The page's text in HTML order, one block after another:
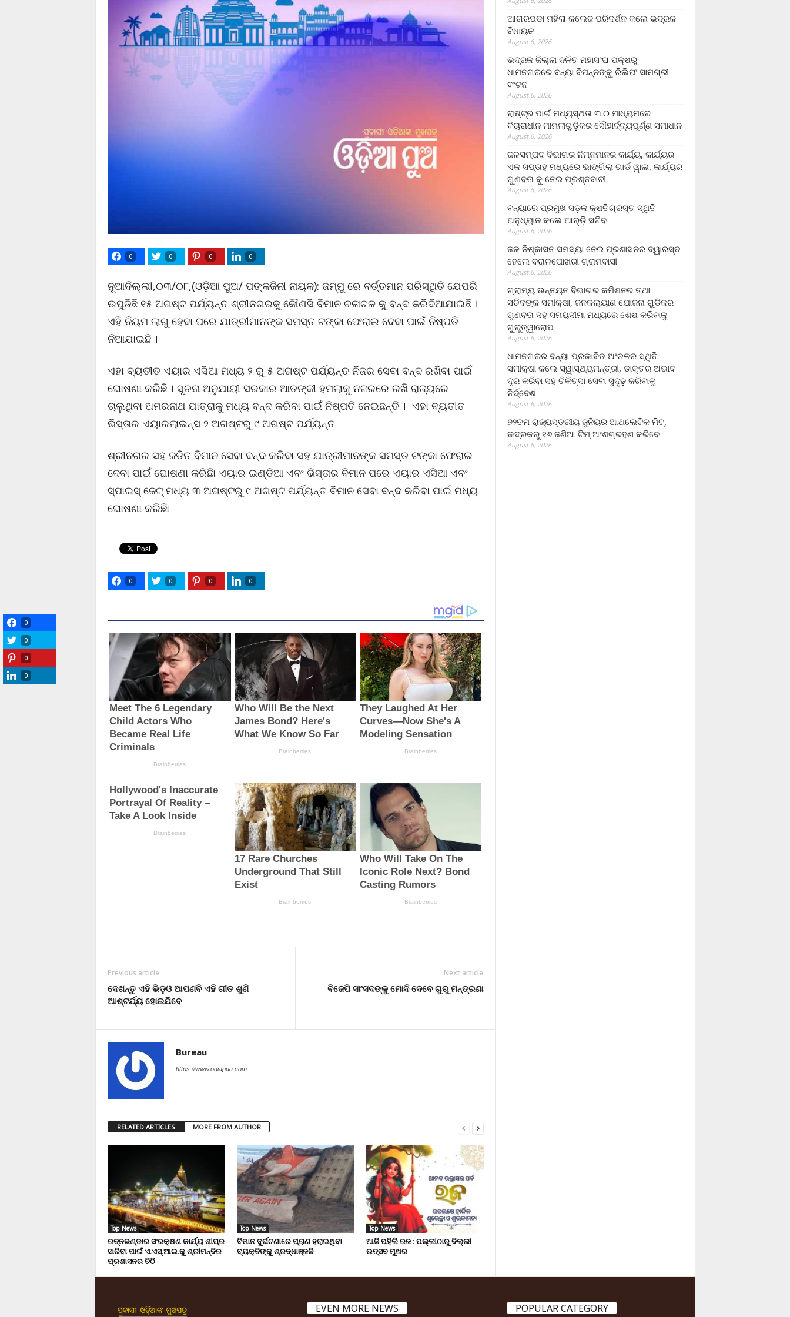
0 0 0 0
ନୂଆଦିଲ୍ଲୀ,୦୩/୦୮,(ଓଡ଼ିଆ ପୁଅ/ ପଙ୍କଜିନୀ ନାୟକ): ଜମ୍ମୁ ରେ ବର୍ତ୍ତମାନ ପରିସ୍ଥିତି ଯେପରି
ଉପୁଜିଛି ୧୫ ଅଗଷ୍ଟ ପର୍ଯ୍ୟନ୍ତ ଶ୍ରୀନଗରକୁ କୌଣସି ବିମାନ ଚଳାଚଳ କୁ ବନ୍ଦ କରିଦିଆଯାଇଛି ।
ଏହି ନିୟମ ଲାଗୁ ହେବା ପରେ ଯାତ୍ରୀମାନଙ୍କ ସମସ୍ତ ଟଙ୍କା ଫେରାଇ ଦେବା ପାଇଁ ନିଷ୍ପତି
ନିଆଯାଇଛି ।
ଏହା ବ୍ୟତୀତ ଏୟାର ଏସିଆ ମଧ୍ୟ ୨ ରୁ ୫ ଅଗଷ୍ଟ ପର୍ଯ୍ୟନ୍ତ ନିଜର ସେବା ବନ୍ଦ ରଖିବା ପାଇଁ
ଘୋଷଣା କରିଛି । ସୂଚନା ଅନୁଯାୟୀ ସରକାର ଆତଙ୍କୀ ହମଲାକୁ ନଜରରେ ରଖି ରାଜ୍ୟରେ
ଚାଲୁଥିବା ଅମରନାଥ ଯାତ୍ରାକୁ ମଧ୍ୟ ବନ୍ଦ କରିବା ପାଇଁ ନିଷ୍ପତି ନେଇଛନ୍ତି । ଏହା ବ୍ୟତୀତ
ଭିସ୍ତାର ଏୟାରଲାଇନ୍ସ ୨ ଅଗଷ୍ଟରୁ ୯ ଅଗଷ୍ଟ ପର୍ଯ୍ୟନ୍ତ
ଶ୍ରୀନଗର ସହ ଜଡିତ ବିମାନ ସେବା ବନ୍ଦ କରିବା ସହ ଯାତ୍ରୀମାନଙ୍କ ସମସ୍ତ ଟଙ୍କା ଫେରାଇ
ଦେବା ପାଇଁ ଘୋଷଣା କରିଛିା ଏୟାର ଇଣ୍ଡିଆ ଏବଂ ଭିସ୍ତାର ବିମାନ ପରେ ଏୟାର ଏସିଆ ଏବଂ
ସ୍ପାଇସ୍ ଜେଟ୍ ମଧ୍ୟ ୩ ଅଗଷ୍ଟରୁ ୯ ଅଗଷ୍ଟ ପର୍ଯ୍ୟନ୍ତ ବିମାନ ସେବା ବନ୍ଦ କରିବା ପାଇଁ ମଧ୍ୟ
ଘୋଷଣା କରିଛିା
0 0 0 0
Previous article
ଦେଖନ୍ତୁ ଏହି ଭିଡ଼ଓ ଆପଣବି ଏହି ଗୀତ ଶୁଣି
ଆଶ୍ଟର୍ଯ୍ୟ ହୋଇଯିବେ
Next article
ବିଜେପି ସାଂସଦଙ୍କୁ ମୋଦି ଦେବେ ଗୁରୁ ମନ୍ତ୍ରଣା
Bureau
https://www.odiapua.com
RELATED ARTICLES MORE FROM AUTHOR
Top News
ରତ୍ନଭଣ୍ଡାର ସଂରକ୍ଷଣ କାର୍ଯ୍ୟ ଶୀଘ୍ର
ସାରିବା ପାଇଁ ଏ.ଏସ୍.ଆଇ.କୁ ଶ୍ରୀମନ୍ଦିର
ପ୍ରଶାସନର ଚିଠି
Top News
ବିମାନ ଦୁର୍ଘଟଣାରେ ପ୍ରାଣ ହରାଇଥିବା
ବ୍ୟକ୍ତିଙ୍କୁ ଶ୍ରଦ୍ଧାଞ୍ଜଳି
Top News
ଆଜି ପହିଲି ରଜ : ପଲ୍ଲୀଠାରୁ ଦିଲ୍ଲୀ
ଉତ୍ସବ ମୁଖର
ଆଗରପଡା ମହିଳା କଲେଜ ପରିଦର୍ଶନ କଲେ ଭଦ୍ରକ
ବିଧାୟକ
August 6, 2026
ଭଦ୍ରକ ଜିଲ୍ଲା ଦଳିତ ମହାସଂଘ ପକ୍ଷରୁ
ଧାମନଗରରେ ବନ୍ୟା ବିପନ୍ନଙ୍କୁ ରିଲିଫ ସାମଗ୍ରୀ
ବଂଟନ
August 6, 2026
ରାଷ୍ଟ୍ର ପାଇଁ ମଧ୍ୟସ୍ଥତା ୩.୦ ମାଧ୍ୟମରେ
ବିଚାରାଧୀନ ମାମଲାଗୁଡ଼ିକର ସୌହାର୍ଦ୍ଦ୍ୟପୂର୍ଣ୍ଣ ସମାଧାନ
August 6, 2026
ଜଳସମ୍ପଦ ବିଭାଗର ନିମ୍ନମାନର କାର୍ଯ୍ୟ, କାର୍ଯ୍ୟର
ଏକ ସପ୍ତାହ ମଧ୍ୟରେ ଭାଙ୍ଗିଲା ଗାର୍ଡ ୱାଲ, କାର୍ଯ୍ୟର
ଗୁଣବତା କୁ ନେଇ ପ୍ରଶ୍ନବାଚୀ
August 6, 2026
ବନ୍ୟାରେ ପ୍ରମୁଖ ସଡ଼କ କ୍ଷତିଗ୍ରସ୍ତ ସ୍ଥିତି
ଅନୁଧ୍ୟାନ କଲେ ଆର୍‌ଡ଼ି ସଚିବ
August 6, 2026
ଜଳ ନିଷ୍କାସନ ସମସ୍ୟା ନେଇ ପ୍ରଶାସନର ଦ୍ୱାରସ୍ତ
ହେଲେ ବରାଳପୋଖରୀ ଗ୍ରାମବାସୀ
August 6, 2026
ଗ୍ରାମ୍ୟ ଉନ୍ନୟନ ବିଭାଗର କମିଶନର ତଥା
ସଚିବଙ୍କ ସମୀକ୍ଷା, ଜନକଲ୍ୟାଣ ଯୋଜନା ଗୁଡିକର
ଗୁଣବତା ସହ ସମୟସୀମା ମଧ୍ୟରେ ଶେଷ କରିବାକୁ
ଗୁରୁତ୍ୱାରୋପ
August 6, 2026
ଧାମନଗରର ବନ୍ୟା ପ୍ରଭାବିତ ଅଂଚଳର ସ୍ଥିତି
ସମୀକ୍ଷା କଲେ ସ୍ୱାସ୍ଥ୍ୟମନ୍ତ୍ରୀ, ଡାକ୍ତର ଅଭାବ
ଦୂର କରିବା ସହ ଚିକିତ୍ସା ସେବା ସୁଦୃଢ଼ କରିବାକୁ
ନିର୍ଦ୍ଦେଶ
August 6, 2026
୭୨ତମ ରାଜ୍ୟସ୍ତରୀୟ ଜୁନିୟର ଆଥଲେଟିକ ମିଟ୍‌,
ଭଦ୍ରକରୁ ୧୬ ଜଣିଆ ଟିମ୍ ଅଂଶଗ୍ରହଣ କରିବେ
August 6, 2026
EVEN MORE NEWS POPULAR CATEGORY
0
0
0
0